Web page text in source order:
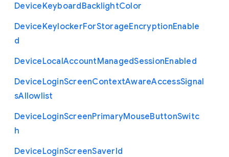
DeviceKeyboardBacklightColor
DeviceKeylockerForStorageEncryptionEnable
d
DeviceLocalAccountManagedSessionEnabled
DeviceLoginScreenContextAwareAccessSignal
sAllowlist
DeviceLoginScreenPrimaryMouseButtonSwitc
h
DeviceLoginScreenSaverId